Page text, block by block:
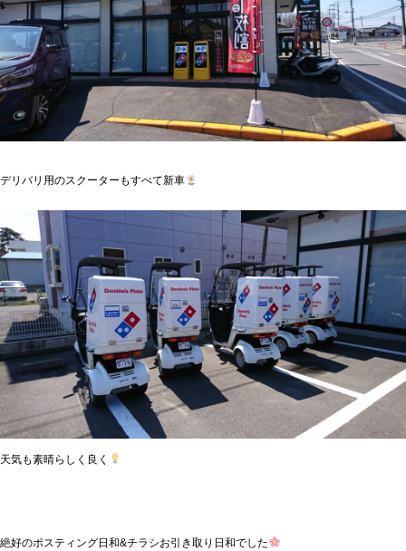
デリバリ用のスクーターもすべて新車
天気も素晴らしく良く
絶好のポスティング日和&チラシお引き取り日和でした